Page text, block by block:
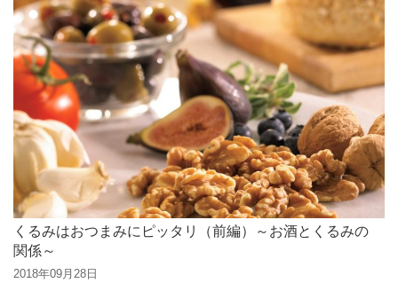
くるみはおつまみにピッタリ（前編）～お酒とくるみの
関係～
2018年09月28日